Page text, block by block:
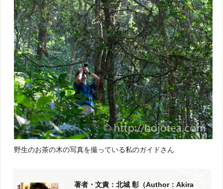
野生のお茶の木の写真を撮っている私のガイドさん
著者・文責：北城 彰（Author：Akira